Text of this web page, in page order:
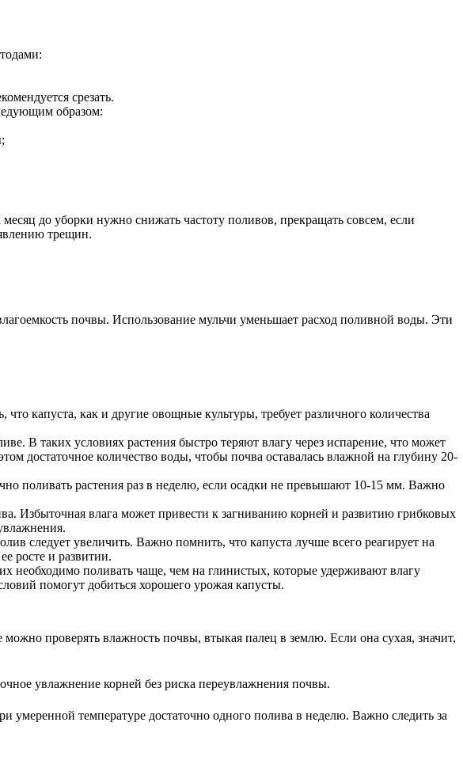
срезать.
образом:
до уборки нужно снижать частоту поливов, прекращать совсем, если
трещин.
почвы. Использование мульчи уменьшает расход поливной воды. Эти
капуста, как и другие овощные культуры, требует различного количества
В таких условиях растения быстро теряют влагу через испарение, что может
достаточное количество воды, чтобы почва оставалась влажной на глубину 20-
поливать растения раз в неделю, если осадки не превышают 10-15 мм. Важно
Избыточная влага может привести к загниванию корней и развитию грибковых
следует увеличить. Важно помнить, что капуста лучше всего реагирует на
росте и развитии.
необходимо поливать чаще, чем на глинистых, которые удерживают влагу
помогут добиться хорошего урожая капусты.
проверять влажность почвы, втыкая палец в землю. Если она сухая, значит,
увлажнение корней без риска переувлажнения почвы.
температуре достаточно одного полива в неделю. Важно следить за